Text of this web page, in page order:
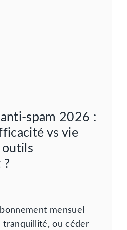
spam 2026 :
vs vie
outils
?
mensuel
tranquillité, ou céder